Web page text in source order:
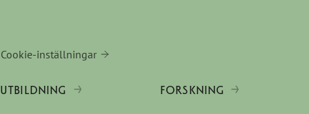
Cookie-inställningar
UTBILDNING FORSKNING